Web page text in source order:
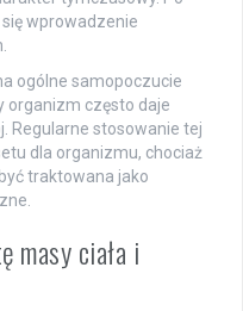
wprowadzenie
ogólne samopoczucie
organizm często daje
Regularne stosowanie tej
dla organizmu, chociaż
traktowana jako
masy ciała i